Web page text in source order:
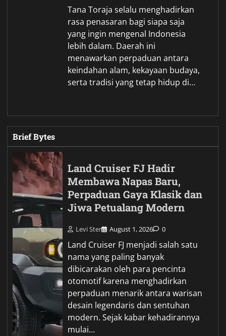
Tana Toraja selalu menghadirkan
rasa penasaran bagi siapa saja
yang ingin mengenal Indonesia
lebih dalam. Daerah ini
menawarkan perpaduan antara
keindahan alam, kekayaan budaya,
serta tradisi yang tetap hidup di…
Brief Bytes
Land Cruiser FJ Hadir
Membawa Napas Baru,
Perpaduan Gaya Klasik dan
Jiwa Petualang Modern
Levi Ster August 1, 2026 0
Land Cruiser FJ menjadi salah satu
nama yang paling banyak
dibicarakan oleh para pencinta
otomotif karena menghadirkan
perpaduan menarik antara warisan
desain legendaris dan sentuhan
modern. Sejak kabar kehadirannya
mulai…